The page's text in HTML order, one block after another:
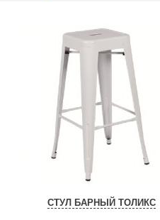
СТУЛ БАРНЫЙ ТОЛИКС